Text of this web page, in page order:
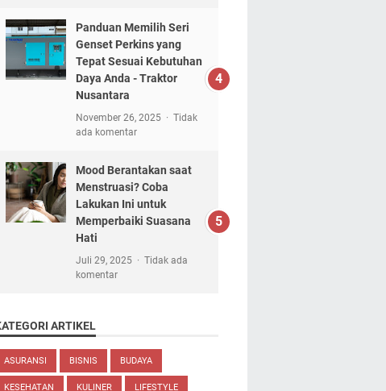
Panduan Memilih Seri
Genset Perkins yang
Tepat Sesuai Kebutuhan
Daya Anda - Traktor
Nusantara
November 26, 2025
Tidak
ada komentar
Mood Berantakan saat
Menstruasi? Coba
Lakukan Ini untuk
Memperbaiki Suasana
Hati
Juli 29, 2025
Tidak ada
komentar
ARTIKEL
ASURANSI BISNIS BUDAYA
KESEHATAN KULINER LIFESTYLE